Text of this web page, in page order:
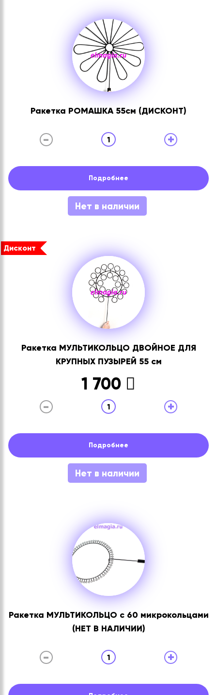
Ракетка РОМАШКА 55см (ДИСКОНТ)
- 1 +
Подробнее
Нет в наличии
Дисконт
Ракетка МУЛЬТИКОЛЬЦО ДВОЙНОЕ ДЛЯ
КРУПНЫХ ПУЗЫРЕЙ 55 см
1 700
- 1 +
Подробнее
Нет в наличии
Ракетка МУЛЬТИКОЛЬЦО с 60 микрокольцами
(НЕТ В НАЛИЧИИ)
- 1 +